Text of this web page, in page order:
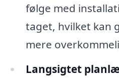
følge med
taget, hvilket kan
mere
Langsigtet